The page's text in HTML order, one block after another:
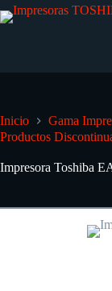
Inicio
Gama
Productos
Impresora Toshiba